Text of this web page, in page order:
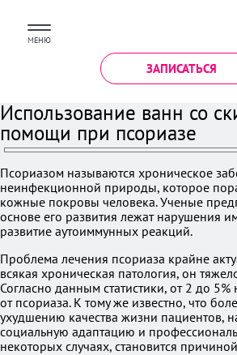
МЕНЮ
ЗАПИСАТЬСЯ
Использование ванн со
помощи при псориазе
Псориазом называются хроническое
неинфекционной природы, которое
кожные покровы человека. Ученые
основе его развития лежат нарушения
развитие аутоиммунных реакций.
Проблема лечения псориаза крайне
всякая хроническая патология, он
Согласно данным статистики, от 2 до 5%
от псориаза. К тому же известно, что
ухудшению качества жизни пациентов,
социальную адаптацию и
некоторых случаях, становится